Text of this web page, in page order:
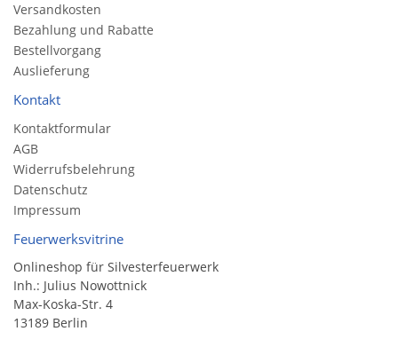
Versandkosten
Bezahlung und Rabatte
Bestellvorgang
Auslieferung
Kontakt
Kontaktformular
AGB
Widerrufsbelehrung
Datenschutz
Impressum
Feuerwerksvitrine
Onlineshop für Silvesterfeuerwerk
Inh.: Julius Nowottnick
Max-Koska-Str. 4
13189 Berlin